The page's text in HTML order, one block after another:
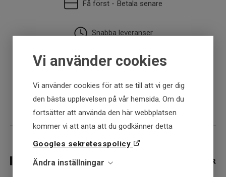
Vi använder cookies
Vi använder cookies för att se till att vi ger dig
den bästa upplevelsen på vår hemsida. Om du
fortsätter att använda den här webbplatsen
kommer vi att anta att du godkänner detta
Googles sekretesspolicy
Ändra inställningar
Få först - Betala senare
Snabba leveranser
30 dagar öppet köp
Fysisk butik